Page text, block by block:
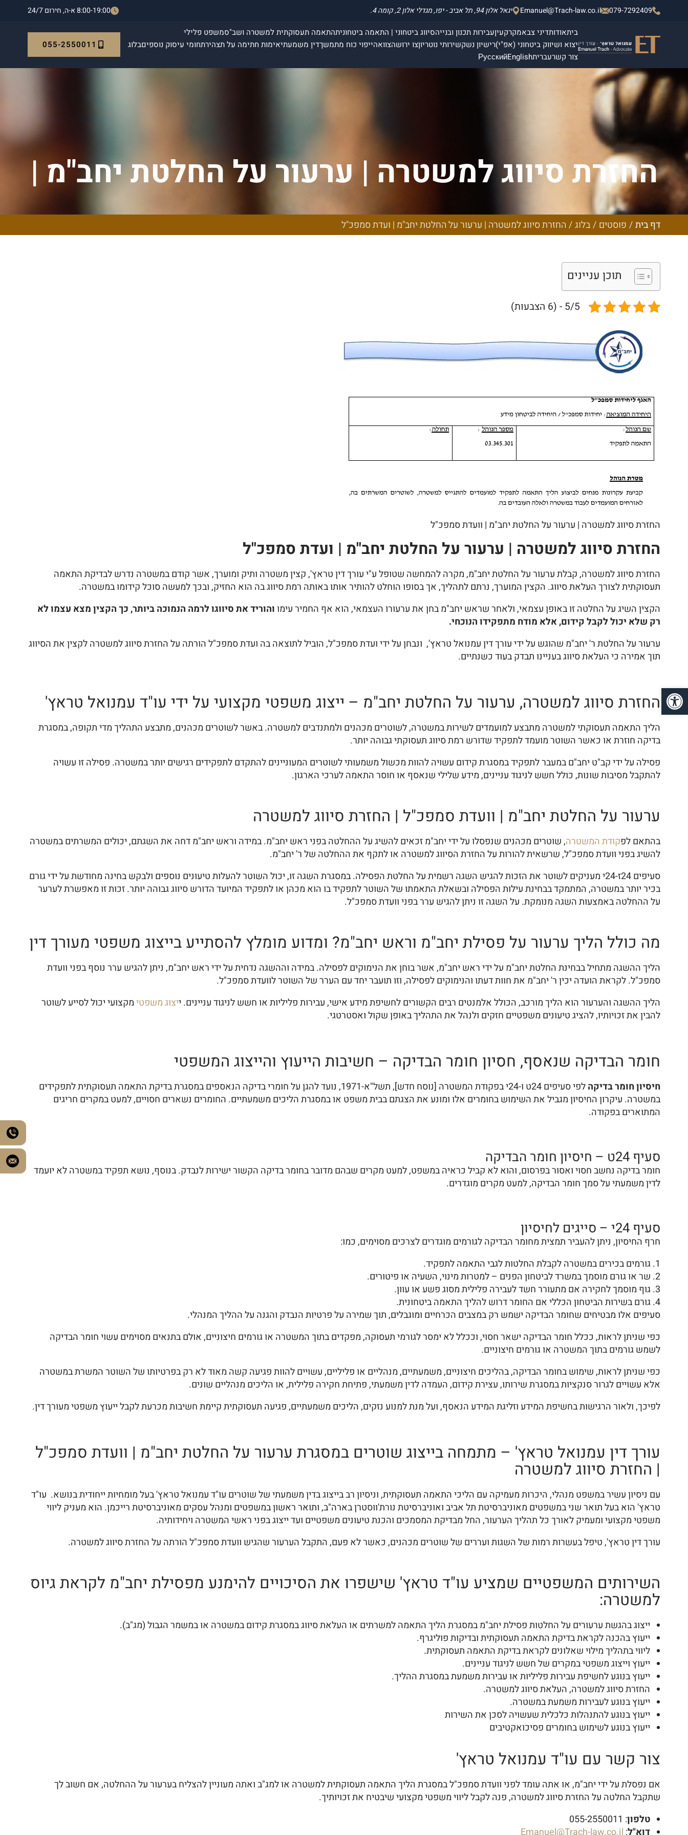
079-7292409
Emanuel@Trach-law.co.il יגאל אלון 94, תל אביב - יפו, מגדלי אלון 2, קומה 4. 8:00-19:00 א-ה, חירום 24/7
ביתאודותדיני צבאמקרקעיןעבירות תכנון ובנייהסיווג ביטחוני | התאמה ביטחוניתהתאמה תעסוקתית למשטרה ושב"סמשפט פלילי
יצוא ושיווק ביטחוני (אפ"י)רישיון נשקשירותי נוטריוןצו ירושהצוואהייפוי כוח מתמשךדין משמעתיאימות חתימה על תצהירתחומי עיסוק נוספיםבלוג
צור קשרעבריתEnglish
Русский
055-2550011
החזרת סיווג למשטרה | ערעור על החלטת יחב"מ |
ועדת סמפכ"ל דף בית/ פוסטים /בלוג/ החזרת סיווג למשטרה | ערעור על החלטת יחב"מ | ועדת סמפכ"ל
תוכן עניינים
5/5 - (6 הצבעות)
החזרת סיווג למשטרה | ערעור על החלטת יחב"מ | וועדת סמפכ"ל
החזרת סיווג למשטרה | ערעור על החלטת יחב"מ | ועדת סמפכ"ל
החזרת סיווג למשטרה, קבלת ערעור על החלטת יחב"מ, מקרה להמחשה שטופל ע"י עורך דין טראץ', קצין משטרה ותיק ומוערך, אשר קודם במשטרה נדרש לבדיקת התאמה
תעסוקתית לצורך העלאת סיווג. הקצין המוערך, נרתם לתהליך, אך בסופו הוחלט להותיר אותו באותה רמת סיווג בה הוא החזיק, ובכך למעשה סוכל קידומו במשטרה.
הקצין השיג על החלטה זו באופן עצמאי, ולאחר שראש יחב"מ בחן את ערעורו העצמאי, הוא אף החמיר עימווהוריד את סיווגו לרמה הנמוכה ביותר, כך הקצין מצא עצמו לא
רק שלא יכול לקבל קידום, אלא מודח מתפקידו הנוכחי.
ערעור על החלטת ר' יחב"מ שהוגש על ידי עורך דין עמנואל טראץ', ונבחן על ידי ועדת סמפכ"ל, הוביל לתוצאה בה ועדת סמפכ"ל הורתה על החזרת סיווג למשטרה לקצין את הסיווג
תוך אמירה כי העלאת סיווג בעניינו תבדק בעוד כשנתיים.
החזרת סיווג למשטרה, ערעור על החלטת יחב"מ – ייצוג משפטי מקצועי על ידי עו"ד עמנואל טראץ'
הליך התאמה תעסוקתי למשטרה מתבצע למועמדים לשירות במשטרה, לשוטרים מכהנים ולמתנדבים למשטרה. באשר לשוטרים מכהנים, מתבצע התהליך מדי תקופה, במסגרת
בדיקה חוזרת או כאשר השוטר מועמד לתפקיד שדורש רמת סיווג תעסוקתי גבוהה יותר.
פסילה על ידי קב"ט יחב"ם במעבר לתפקיד במסגרת קידום עשויה להוות מכשול משמעותי לשוטרים המעוניינים להתקדם לתפקידים רגישים יותר במשטרה. פסילה זו עשויה
להתקבל מסיבות שונות, כולל חשש לניגוד עניינים, מידע שלילי שנאסף או חוסר התאמה לערכי הארגון.
ערעור על החלטת יחב"מ | וועדת סמפכ"ל | החזרת סיווג למשטרה
בהתאם לפקודת המשטרה, שוטרים מכהנים שנפסלו על ידי יחב"מ זכאים להשיג על ההחלטה בפני ראש יחב"מ. במידה וראש יחב"מ דחה את השגתם, יכולים המשרתים במשטרה
להשיג בפני וועדת סמפכ"ל, שרשאית להורות על החזרת הסיווג למשטרה או לתקף את ההחלטה של ר' יחב"מ.
סעיפים 24ז-24י מעניקים לשוטר את הזכות להגיש השגה רשמית על החלטת הפסילה. במסגרת השגה זו, יכול השוטר להעלות טיעונים נוספים ולבקש בחינה מחודשת על ידי גורם
בכיר יותר במשטרה, המתמקד בבחינת עילות הפסילה ובשאלת התאמתו של השוטר לתפקיד בו הוא מכהן או לתפקיד המיועד הדורש סיווג גבוהה יותר. זכות זו מאפשרת לערער
על ההחלטה באמצעות השגה מנומקת. על השגה זו ניתן להגיש ערר בפני וועדת סמפכ"ל.
מה כולל הליך ערעור על פסילת יחב"מ וראש יחב"מ? ומדוע מומלץ להסתייע בייצוג משפטי מעורך דין
הליך ההשגה מתחיל בבחינת החלטת יחב"מ על ידי ראש יחב"מ, אשר בוחן את הנימוקים לפסילה. במידה וההשגה נדחית על ידי ראש יחב"מ, ניתן להגיש ערר נוסף בפני וועדת
סמפכ"ל. לקראת הועדה יכין ר' יחב"מ את חוות דעתו והנימוקים לפסילה, וזו תועבר יחד עם הערר של השוטר לוועדת סמפכ"ל.
הליך ההשגה והערעור הוא הליך מורכב, הכולל אלמנטים רבים הקשורים לחשיפת מידע אישי, עבירות פליליות או חשש לניגוד עניינים. ייצוג משפטימקצועי יכול לסייע לשוטר
להבין את זכויותיו, להציג טיעונים משפטיים חזקים ולנהל את התהליך באופן שקול ואסטרטגי.
חומר הבדיקה שנאסף, חסיון חומר הבדיקה – חשיבות הייעוץ והייצוג המשפטי
חיסיון חומר בדיקה
לפי סעיפים 24ט ו-24י בפקודת המשטרה [נוסח חדש], תשל"א-1971, נועד להגן על חומרי בדיקה הנאספים במסגרת בדיקת התאמה תעסוקתית לתפקידים
במשטרה. עיקרון החיסיון מגביל את השימוש בחומרים אלו ומונע את הצגתם בבית משפט או במסגרת הליכים משמעתיים. החומרים נשארים חסויים, למעט במקרים חריגים
המתוארים בפקודה.
סעיף 24ט – חיסיון חומר הבדיקה
חומר בדיקה נחשב חסוי ואסור בפרסום, והוא לא קביל כראיה במשפט, למעט מקרים שבהם מדובר בחומר בדיקה הקשור ישירות לנבדק. בנוסף, נושא תפקיד במשטרה לא יועמד
לדין משמעתי על סמך חומר הבדיקה, למעט מקרים מוגדרים.
סעיף 24י – סייגים לחיסיון
חרף החיסיון, ניתן להעביר תמצית מחומר הבדיקה לגורמים מוגדרים לצרכים מסוימים, כמו:
גורמים בכירים במשטרה לקבלת החלטות לגבי התאמה לתפקיד.
שר או גורם מוסמך במשרד לביטחון הפנים – למטרות מינוי, השעיה או פיטורים.
גוף מוסמך לחקירה אם מתעורר חשד לעבירה פלילית מסוג פשע או עוון.
גורם בשירות הביטחון הכללי אם החומר דרוש להליך התאמה ביטחונית.
סעיפים אלו מבטיחים שחומר הבדיקה ישמש רק במצבים הכרחיים ומוגבלים, תוך שמירה על פרטיות הנבדק והגנה על ההליך המנהלי.
כפי שניתן לראות, ככלל חומר הבדיקה ישאר חסוי, וככלל לא ימסר לגורמי תעסוקה, מפקדים בתוך המשטרה או גורמים חיצוניים, אולם בתנאים מסוימים עשוי חומר הבדיקה
לשמש גורמים בתוך המשטרה או גורמים חיצוניים.
כפי שניתן לראות, שימוש בחומר הבדיקה, בהליכים חיצוניים, משמעתיים, מנהליים או פליליים, עשויים להוות פגיעה קשה מאוד לא רק בפרטיותו של השוטר המשרת במשטרה
אלא עשויים לגרור סנקציות במסגרת שירותו, עצירת קידום, העמדה לדין משמעתי, פתיחת חקירה פלילית, או הליכים מנהליים שונים.
לפיכך, ולאור הרגישות בחשיפת המידע וזליגת המידע הנאסף, ועל מנת למנוע נזקים, הליכים משמעתיים, פגיעה תעסוקתית קיימת חשיבות מכרעת לקבל ייעוץ משפטי מעורך דין.
עורך דין עמנואל טראץ' – מתמחה בייצוג שוטרים במסגרת ערעור על החלטת יחב"מ | וועדת סמפכ"ל
| החזרת סיווג למשטרה
עם ניסיון עשיר במשפט מנהלי, היכרות מעמיקה עם הליכי התאמה תעסוקתית, וניסיון רב בייצוג בדין משמעתי של שוטרים עו"ד עמנואל טראץ' בעל מומחיות ייחודית בנושא. עו"ד
טראץ' הוא בעל תואר שני במשפטים מאוניברסיטת תל אביב ואוניברסיטת נורת'ווסטרן בארה"ב, ותואר ראשון במשפטים ומנהל עסקים מאוניברסיטת רייכמן. הוא מעניק ליווי
משפטי מקצועי ומעמיק לאורך כל תהליך הערעור, החל מבדיקת המסמכים והכנת טיעונים משפטיים ועד ייצוג בפני ראשי המשטרה ויחידותיה.
עורך דין טראץ', טיפל בעשרות רמות של השגות ועררים של שוטרים מכהנים, כאשר לא פעם, התקבל הערעור שהגיש וועדת סמפכ"ל הורתה על החזרת סיווג למשטרה.
השירותים המשפטיים שמציע עו"ד טראץ' שישפרו את הסיכויים להימנע מפסילת יחב"מ לקראת גיוס
למשטרה:
ייצוג בהגשת ערעורים על החלטות פסילת יחב"מ במסגרת הליך התאמה למשרתים או העלאת סיווג במסגרת קידום במשטרה או במשמר הגבול (מג"ב).
ייעוץ בהכנה לקראת בדיקת התאמה תעסוקתית ובדיקות פוליגרף.
ליווי בתהליך מילוי שאלונים לקראת בדיקת התאמה תעסוקתית.
ייעוץ וייצוג משפטי במקרים של חשש לניגוד עניינים.
ייעוץ בנוגע לחשיפת עבירות פליליות או עבירות משמעת במסגרת ההליך.
החזרת סיווג למשטרה, העלאת סיווג למשטרה.
ייעוץ בנוגע לעבירות משמעת במשטרה.
ייעוץ בנוגע להתנהלות כלכלית שעשויה לסכן את השירות
ייעוץ בנוגע לשימוש בחומרים פסיכואקטיבים
צור קשר עם עו"ד עמנואל טראץ'
אם נפסלת על ידי יחב"מ, או אתה עומד לפני וועדת סמפכ"ל במסגרת הליך התאמה תעסוקתית למשטרה או למג"ב ואתה מעוניין להצליח בערעור על ההחלטה, אם חשוב לך
שתקבל החלטה על החזרת סיווג למשטרה, פנה לקבל ליווי משפטי מקצועי שיבטיח את זכויותיך.
טלפון: 055-2550011
פתח סרגל נגישות